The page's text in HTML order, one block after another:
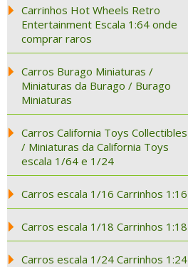
Carrinhos Hot Wheels Retro
Entertainment Escala 1:64 onde
comprar raros
Carros Burago Miniaturas /
Miniaturas da Burago / Burago
Miniaturas
Carros California Toys Collectibles
/ Miniaturas da California Toys
escala 1/64 e 1/24
Carros escala 1/16 Carrinhos 1:16
Carros escala 1/18 Carrinhos 1:18
Carros escala 1/24 Carrinhos 1:24